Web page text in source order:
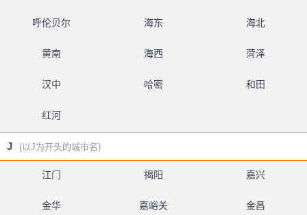
呼伦贝尔 海东 海北
黄南 海西 菏泽
汉中 哈密 和田
红河
J (以J为开头的城市名)
江门 揭阳 嘉兴
金华 嘉峪关 金昌